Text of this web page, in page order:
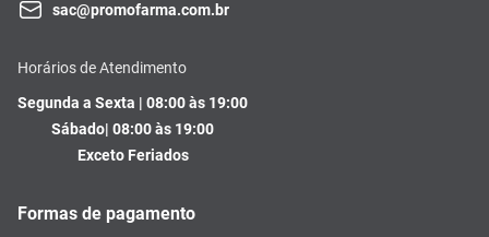
sac@promofarma.com.br
Horários de Atendimento
Segunda a Sexta | 08:00 às 19:00
Sábado| 08:00 às 19:00
Exceto Feriados
Formas de pagamento